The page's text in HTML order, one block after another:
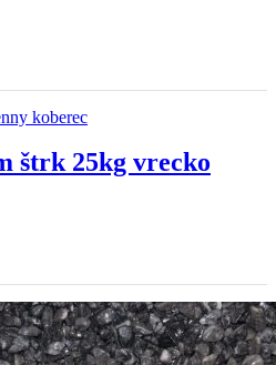
štrk 25kg vrecko